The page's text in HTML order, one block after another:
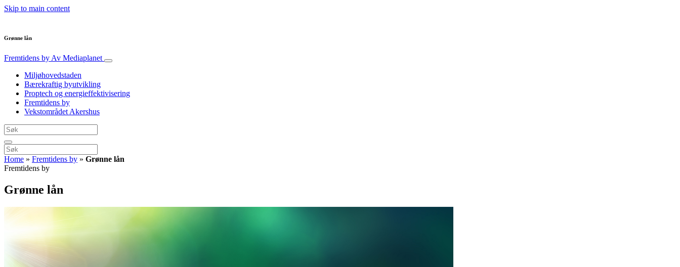
Skip to main content
Grønne lån
Fremtidens by Av Mediaplanet
Miljøhovedstaden
Bærekraftig byutvikling
Proptech og energieffektivisering
Fremtidens by
Vekstområdet Akershus
Home » Fremtidens by » Grønne lån
Fremtidens by
Grønne lån